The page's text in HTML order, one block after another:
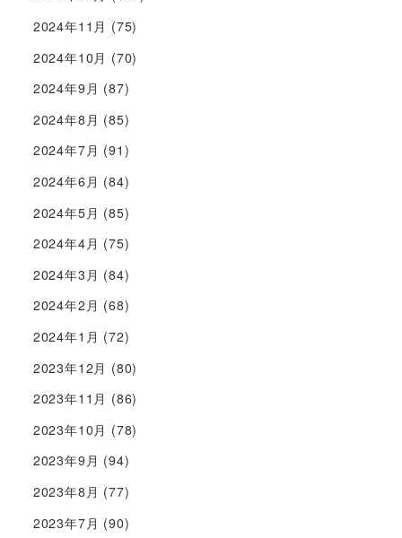
2024年11月 (75)
2024年10月 (70)
2024年9月 (87)
2024年8月 (85)
2024年7月 (91)
2024年6月 (84)
2024年5月 (85)
2024年4月 (75)
2024年3月 (84)
2024年2月 (68)
2024年1月 (72)
2023年12月 (80)
2023年11月 (86)
2023年10月 (78)
2023年9月 (94)
2023年8月 (77)
2023年7月 (90)